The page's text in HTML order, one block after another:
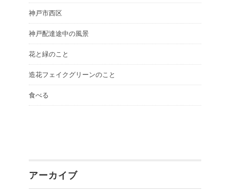
神戸市西区
神戸配達途中の風景
花と緑のこと
造花フェイクグリーンのこと
食べる
アーカイブ